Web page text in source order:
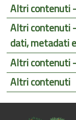
Altri contenuti
Altri contenuti
dati, metadati
Altri contenuti
Altri contenuti